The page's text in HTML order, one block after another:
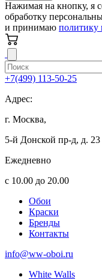
Нажимая на кнопку, я
обработку
и принимаю политику
+7(499) 113-50-25
Адрес:
г. Москва,
5-й Донской пр-д, д. 23
Ежедневно
с 10.00 до 20.00
Обои
Краски
Бренды
Контакты
info@ww-oboi.ru
White Walls